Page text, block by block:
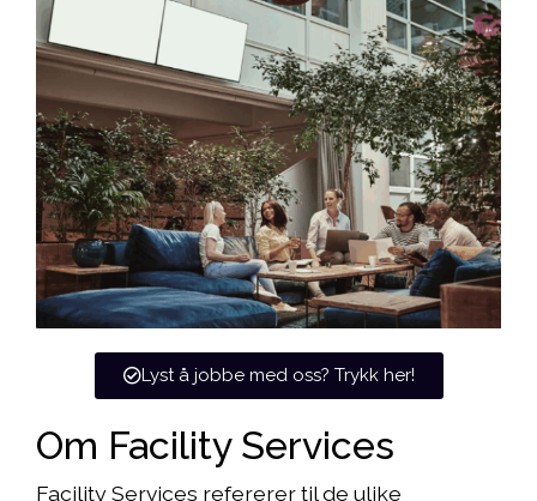
Lyst å jobbe med oss? Trykk her!
Om Facility Services
Facility Services refererer til de ulike